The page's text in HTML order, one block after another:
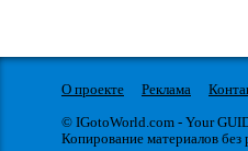
О проекте Реклама
© IGotoWorld.com - Your
Копирование материалов